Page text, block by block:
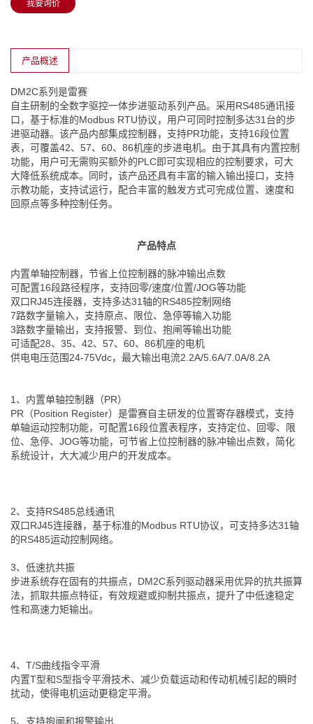
我要询价
产品概述
DM2C系列是雷赛
自主研制的全数字驱控一体步进驱动系列产品。采用RS485通讯接
口，基于标准的Modbus RTU协议，用户可同时控制多达31台的步
进驱动器。该产品内部集成控制器，支持PR功能，支持16段位置
表，可覆盖42、57、60、86机座的步进电机。由于其具有内置控制
功能，用户可无需购买额外的PLC即可实现相应的控制要求，可大
大降低系统成本。同时，该产品还具有丰富的输入输出接口，支持
示教功能，支持试运行，配合丰富的触发方式可完成位置、速度和
回原点等多种控制任务。
产品特点
内置单轴控制器，节省上位控制器的脉冲输出点数
可配置16段路径程序，支持回零/速度/位置/JOG等功能
双口RJ45连接器，支持多达31轴的RS485控制网络
7路数字量输入，支持原点、限位、急停等输入功能
3路数字量输出，支持报警、到位、抱闸等输出功能
可适配28、35、42、57、60、86机座的电机
供电电压范围24-75Vdc，最大输出电流2.2A/5.6A/7.0A/8.2A
1、内置单轴控制器（PR）
PR（Position Register）是雷赛自主研发的位置寄存器模式，支持
单轴运动控制功能，可配置16段位置表程序，支持定位、回零、限
位、急停、JOG等功能，可节省上位控制器的脉冲输出点数，简化
系统设计，大大减少用户的开发成本。
2、支持RS485总线通讯
双口RJ45连接器，基于标准的Modbus RTU协议，可支持多达31轴
的RS485运动控制网络。
3、低速抗共振
步进系统存在固有的共振点，DM2C系列驱动器采用优异的抗共振算
法，抓取共振点特征，有效规避或抑制共振点，提升了中低速稳定
性和高速力矩输出。
4、T/S曲线指令平滑
内置T型和S型指令平滑技术、减少负载运动和传动机械引起的瞬时
扰动，使得电机运动更稳定平滑。
5、支持抱闸和报警输出